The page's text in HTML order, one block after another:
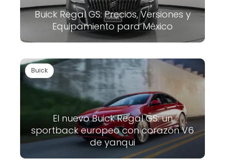
Buick Regal GS: Precios, Versiones y
Equipamiento para México
Buick
El nuevo Buick Regal GS: un
sportback europeo con corazón V6
de yanqui